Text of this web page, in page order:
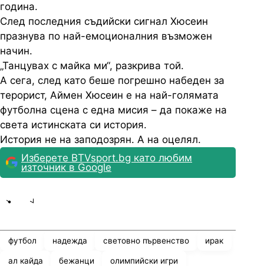
година.
След последния съдийски сигнал Хюсеин
празнува по най-емоционалния възможен
начин.
„Танцувах с майка ми“, разкрива той.
А сега, след като беше погрешно набеден за
терорист, Аймен Хюсеин е на най-голямата
футболна сцена с една мисия – да покаже на
света истинската си история.
История не на заподозрян. А на оцелял.
Изберете BTVsport.bg като любим
източник в Google
футбол надежда световно първенство ирак
ал кайда бежанци олимпийски игри